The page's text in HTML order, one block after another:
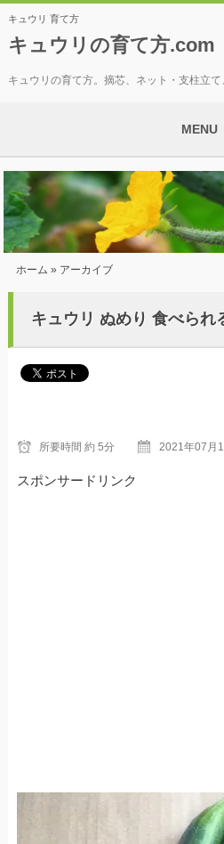
キュウリ 育て方
キュウリの育て方.com
キュウリの育て方。摘芯、ネット・支柱立て
MENU
ホーム » アーカイブ
キュウリ ぬめり 食べられ
所要時間 約 5分 2021年07月
スポンサードリンク